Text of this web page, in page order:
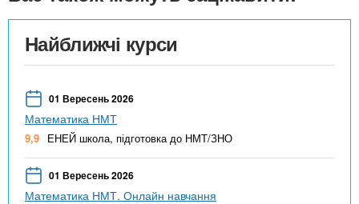
Найближчі курси
01 Вересень 2026
Математика НМТ
9,9 ЕНЕЙ школа, підготовка до НМТ/ЗНО
01 Вересень 2026
Математика НМТ. Онлайн навчання